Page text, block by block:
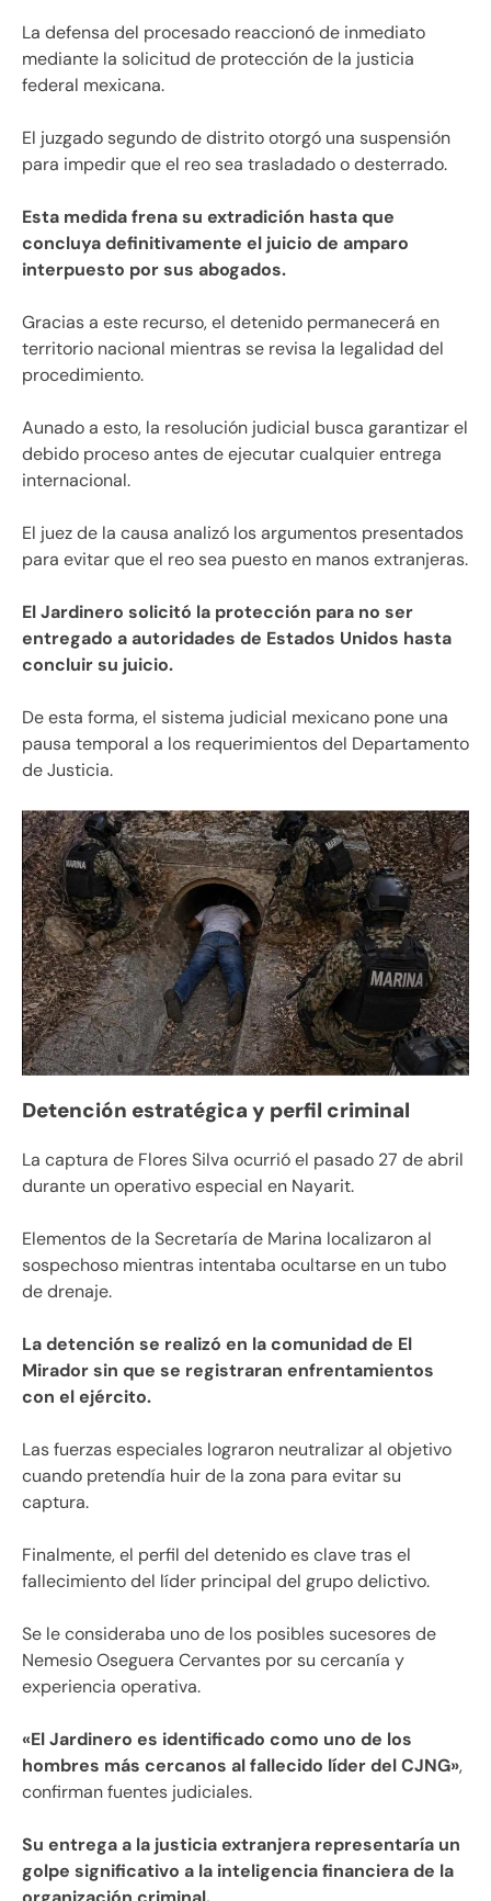
La defensa del procesado reaccionó de inmediato
mediante la solicitud de protección de la justicia
federal mexicana.
El juzgado segundo de distrito otorgó una suspensión
para impedir que el reo sea trasladado o desterrado.
Esta medida frena su extradición hasta que
concluya definitivamente el juicio de amparo
interpuesto por sus abogados.
Gracias a este recurso, el detenido permanecerá en
territorio nacional mientras se revisa la legalidad del
procedimiento.
Aunado a esto, la resolución judicial busca garantizar el
debido proceso antes de ejecutar cualquier entrega
internacional.
El juez de la causa analizó los argumentos presentados
para evitar que el reo sea puesto en manos extranjeras.
El Jardinero solicitó la protección para no ser
entregado a autoridades de Estados Unidos hasta
concluir su juicio.
De esta forma, el sistema judicial mexicano pone una
pausa temporal a los requerimientos del Departamento
de Justicia.
Detención estratégica y perfil criminal
La captura de Flores Silva ocurrió el pasado 27 de abril
durante un operativo especial en Nayarit.
Elementos de la Secretaría de Marina localizaron al
sospechoso mientras intentaba ocultarse en un tubo
de drenaje.
La detención se realizó en la comunidad de El
Mirador sin que se registraran enfrentamientos
con el ejército.
Las fuerzas especiales lograron neutralizar al objetivo
cuando pretendía huir de la zona para evitar su
captura.
Finalmente, el perfil del detenido es clave tras el
fallecimiento del líder principal del grupo delictivo.
Se le consideraba uno de los posibles sucesores de
Nemesio Oseguera Cervantes por su cercanía y
experiencia operativa.
«El Jardinero es identificado como uno de los
hombres más cercanos al fallecido líder del CJNG»,
confirman fuentes judiciales.
Su entrega a la justicia extranjera representaría un
golpe significativo a la inteligencia financiera de la